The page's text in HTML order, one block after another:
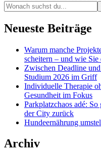
Neueste Beiträge
Warum manche
scheitern – und wie Sie
Zwischen Deadline
Studium 2026 im Griff
Individuelle Therapie
Gesundheit im Fokus
Parkplatzchaos adé:
der City zurück
Hundeernährung
Archiv